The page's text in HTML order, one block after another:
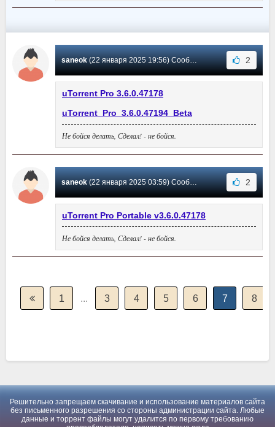
saneok(22 января 2025 19:56) Сообщение #6153 2
uTorrent Pro 3.6.0.47178
uTorrent_Pro_3.6.0.47194_Beta
Не бойся делать, Сделал! - не бойся.
saneok(22 января 2025 03:59) Сообщение #6152 2
uTorrent Pro Portable v3.6.0.47178
Не бойся делать, Сделал! - не бойся.
1 ... 3 4 5 6 7 8
Решительно запрещаем скачивание и использование материалов сайта
без письменного разрешения со стороны администрации сайта. Любые
данные и торрент файлы могут удалится по первому требованию